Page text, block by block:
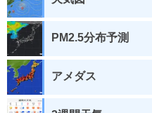
PM2.5分布予測
アメダス